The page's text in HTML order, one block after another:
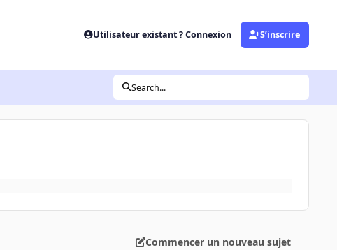
Utilisateur existant ? Connexion S’inscrire
Search...
Commencer un nouveau sujet